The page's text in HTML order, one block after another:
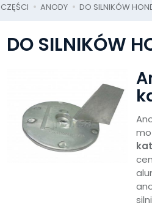
CZĘŚCI ANODY DO SILNIKÓW
DO SILNIKÓW